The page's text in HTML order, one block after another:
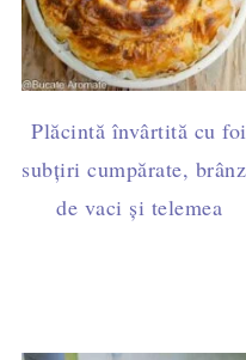
Plăcintă învârtită cu foi
subțiri cumpărate,
de vaci și telemea